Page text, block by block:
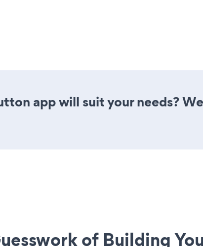
app will suit your needs?
of Building